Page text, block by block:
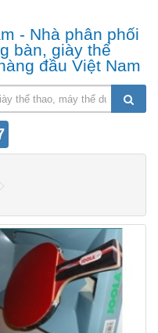
- Nhà phân phối
bàn, giày thể
đầu Việt Nam